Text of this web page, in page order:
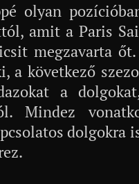
olyan
amit a Paris
megzavarta
a következő
a
Mindez
dolgokra